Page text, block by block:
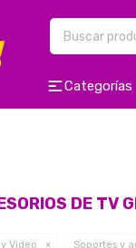
Categorías
DE TV
Video Soportes y